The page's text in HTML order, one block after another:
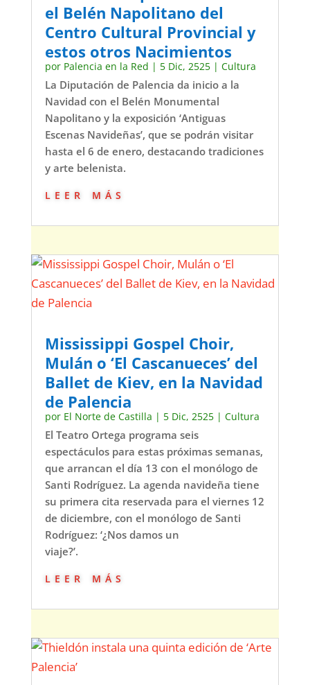
el Belén Napolitano del
Centro Cultural Provincial y
estos otros Nacimientos
por Palencia en la Red | 5 Dic, 2525| Cultura
La Diputación de Palencia da inicio a la
Navidad con el Belén Monumental
Napolitano y la exposición ‘Antiguas
Escenas Navideñas’, que se podrán visitar
hasta el 6 de enero, destacando tradiciones
y arte belenista.
leer más
Mississippi Gospel Choir,
Mulán o ‘El Cascanueces’ del
Ballet de Kiev, en la Navidad
de Palencia
por El Norte de Castilla | 5 Dic, 2525| Cultura
El Teatro Ortega programa seis
espectáculos para estas próximas semanas,
que arrancan el día 13 con el monólogo de
Santi Rodríguez. La agenda navideña tiene
su primera cita reservada para el viernes 12
de diciembre, con el monólogo de Santi
Rodríguez: ‘¿Nos damos un
viaje?’.
leer más